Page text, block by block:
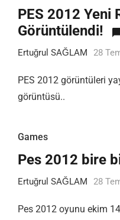
PES 2012 Yeni
Görüntülendi!
Ertuğrul SAĞLAM 28
PES 2012 görüntüleri
görüntüsü..
Games
Pes 2012 bire
Ertuğrul SAĞLAM 28
Pes 2012 oyunu ekim